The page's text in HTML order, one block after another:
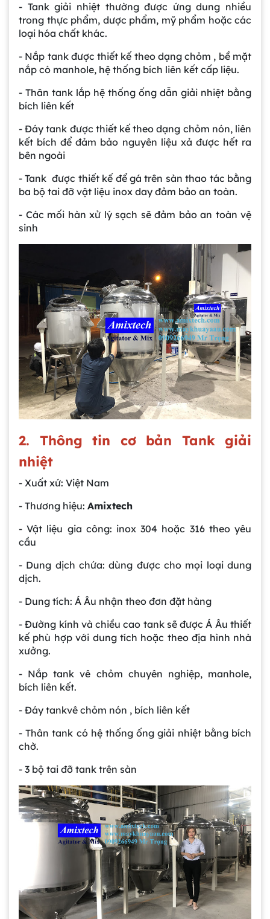
- Tank giải nhiệt thường được ứng dung nhiều
trong thực phẩm, dược phẩm, mỹ phẩm hoặc các
loại hóa chất khác.
- Nắp tank được thiết kế theo dạng chỏm , bề mặt
nắp có manhole, hệ thống bích liên kết cấp liệu.
- Thân tank lắp hệ thống ống dẫn giải nhiệt bằng
bích liên kết
- Đáy tank được thiết kế theo dạng chỏm nón, liên
kết bích để đảm bảo nguyên liệu xả được hết ra
bên ngoài
- Tank được thiết kế để gá trên sàn thao tác bằng
ba bộ tai đỡ vật liệu inox day đảm bảo an toàn.
- Các mối hàn xử lý sạch sẽ đảm bảo an toàn vệ
sinh
2. Thông tin cơ bản Tank giải
nhiệt
- Xuất xứ: Việt Nam
- Thương hiệu: Amixtech
- Vật liệu gia công: inox 304 hoặc 316 theo yêu
cầu
- Dung dịch chứa: dùng được cho mọi loại dung
dịch.
- Dung tích: Á Âu nhận theo đơn đặt hàng
- Đường kính và chiều cao tank sẽ được Á Âu thiết
kế phù hợp với dung tích hoặc theo địa hình nhà
xưởng.
- Nắp tank vê chỏm chuyên nghiệp, manhole,
bích liên kết.
- Đáy tankvê chỏm nón , bích liên kết
- Thân tank có hệ thống ống giải nhiệt bằng bích
chờ.
- 3 bộ tai đỡ tank trên sàn